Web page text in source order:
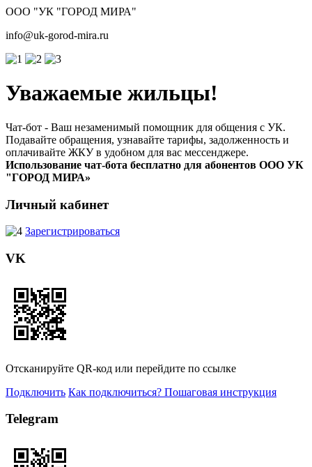
ООО "УК "ГОРОД МИРА"
info@uk-gorod-mira.ru
Уважаемые жильцы!
Чат-бот - Ваш незаменимый помощник для общения с УК.
Подавайте обращения, узнавайте тарифы, задолженность и
оплачивайте ЖКУ в удобном для вас мессенджере.
Использование чат-бота бесплатно для абонентов ООО УК
"ГОРОД МИРА»
Личный кабинет
Зарегистрироваться
VK
Отсканируйте QR-код или перейдите по ссылке
Подключить Как подключиться? Пошаговая инструкция
Telegram